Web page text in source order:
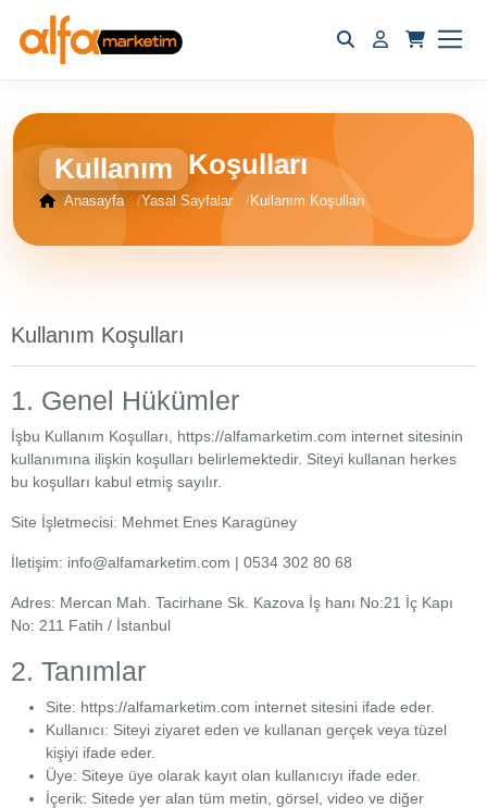
Ana
Ürünler
Takibi
Hakkımızda
Sipariş
Takibi
Merkezi
302
80
68
0534
302
80
Kullanım Koşulları
Anasayfa Yasal Sayfalar Kullanım Koşulları
Kullanım Koşulları
1. Genel Hükümler
İşbu Kullanım Koşulları, https://alfamarketim.com internet sitesinin
kullanımına ilişkin koşulları belirlemektedir. Siteyi kullanan herkes
bu koşulları kabul etmiş sayılır.
Site İşletmecisi: Mehmet Enes Karagüney
İletişim: info@alfamarketim.com | 0534 302 80 68
Adres: Mercan Mah. Tacirhane Sk. Kazova İş hanı No:21 İç Kapı
No: 211 Fatih / İstanbul
2. Tanımlar
Site: https://alfamarketim.com internet sitesini ifade eder.
Kullanıcı: Siteyi ziyaret eden ve kullanan gerçek veya tüzel
kişiyi ifade eder.
Üye: Siteye üye olarak kayıt olan kullanıcıyı ifade eder.
İçerik: Sitede yer alan tüm metin, görsel, video ve diğer